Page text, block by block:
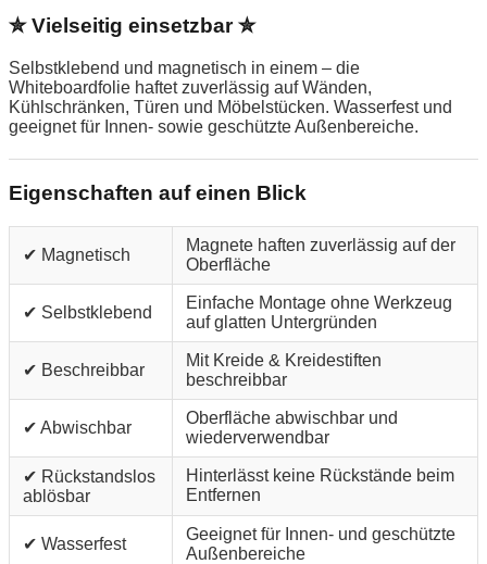
✮ Vielseitig einsetzbar ✮
Selbstklebend und magnetisch in einem – die
Whiteboardfolie haftet zuverlässig auf Wänden,
Kühlschränken, Türen und Möbelstücken. Wasserfest und
geeignet für Innen- sowie geschützte Außenbereiche.
Eigenschaften auf einen Blick
✔ Magnetisch
Magnete haften zuverlässig auf der
Oberfläche
✔ Selbstklebend
Einfache Montage ohne Werkzeug
auf glatten Untergründen
✔ Beschreibbar
Mit Kreide & Kreidestiften
beschreibbar
✔ Abwischbar
Oberfläche abwischbar und
wiederverwendbar
✔ Rückstandslos
ablösbar
Hinterlässt keine Rückstände beim
Entfernen
✔ Wasserfest
Geeignet für Innen- und geschützte
Außenbereiche